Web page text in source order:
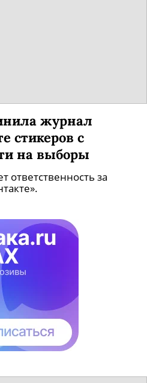
журнал
стикеров с
на выборы
ответственность за